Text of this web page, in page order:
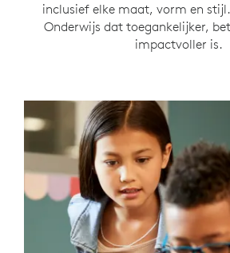
inclusief elke maat, vorm en
Onderwijs dat toegankelijker,
impactvoller is.